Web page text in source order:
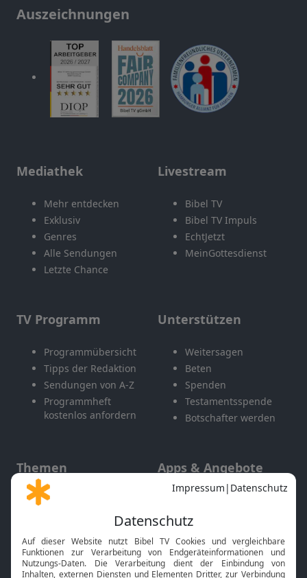
Auszeichnungen
Mediathek
Mehr entdecken
Exklusiv
Genres
Alle Sendungen
Letzte Chance
Livestream
Bibel TV
Bibel TV Impuls
EchtJetzt
MeinGottesdienst
TV Programm
Programmübersicht
Tipps der Redaktion
Sendungen von A-Z
Programmheft
kostenlos anfordern
Unterstützen
Weitersagen
Beten
Spenden
Testamentsspende
Botschafter werden
Themen
Gott und Bibel erklärt
Neuigkeiten
Apps & Angebote
Mobile App
Smart TV
HbbTV